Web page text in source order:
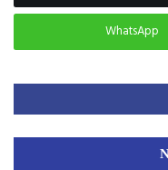
WhatsApp